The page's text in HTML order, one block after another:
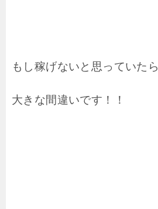
もし稼げないと思っていたら
大きな間違いです！！